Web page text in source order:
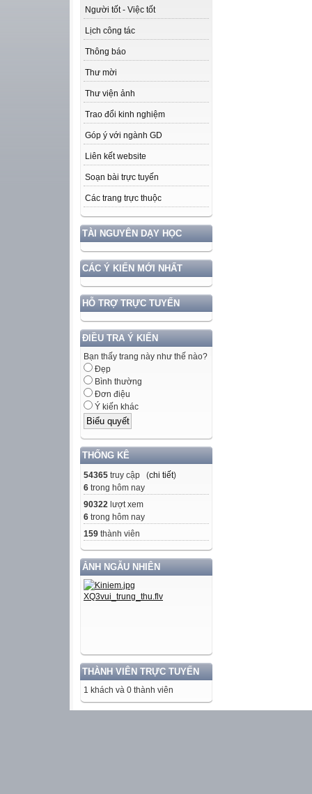
Người tốt - Việc tốt
Lịch công tác
Thông báo
Thư mời
Thư viện ảnh
Trao đổi kinh nghiệm
Góp ý với ngành GD
Liên kết website
Soạn bài trực tuyến
Các trang trực thuộc
TÀI NGUYÊN DẠY HỌC
CÁC Ý KIẾN MỚI NHẤT
HỖ TRỢ TRỰC TUYẾN
ĐIỀU TRA Ý KIẾN
Bạn thấy trang này như thế nào?
Đẹp
Bình thường
Đơn điệu
Ý kiến khác
THỐNG KÊ
54365 truy cập (chi tiết)
6 trong hôm nay
90322 lượt xem
6 trong hôm nay
159 thành viên
ẢNH NGẪU NHIÊN
THÀNH VIÊN TRỰC TUYẾN
1 khách và 0 thành viên